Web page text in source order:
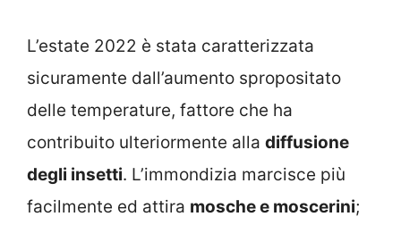
L’estate 2022 è stata caratterizzata
sicuramente dall’aumento spropositato
delle temperature, fattore che ha
contribuito ulteriormente alla diffusione
degli insetti. L’immondizia marcisce più
facilmente ed attira mosche e moscerini;